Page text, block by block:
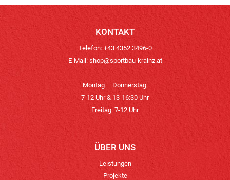
KONTAKT
Telefon: +43 4352 3496-0
E-Mail:shop@sportbau-krainz.at
Montag – Donnerstag:
7-12 Uhr & 13-16:30 Uhr
Freitag: 7-12 Uhr
ÜBER UNS
Leistungen
Projekte